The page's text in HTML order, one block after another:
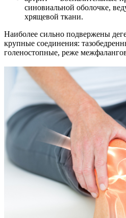
синовиальной оболочке,
хрящевой ткани.
Наиболее сильно подвержены
крупные соединения:
голеностопные, реже